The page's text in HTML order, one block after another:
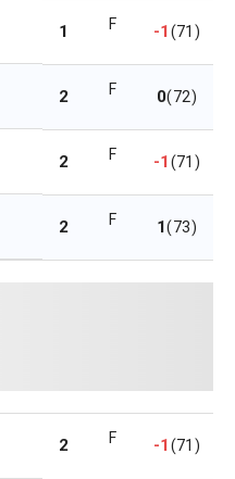
1 F -1(71)
2 F 0(72)
2 F -1(71)
2 F 1(73)
2 F -1(71)